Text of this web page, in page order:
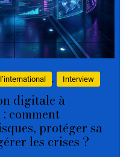
Interview
digitale à
comment
protéger sa
les crises ?